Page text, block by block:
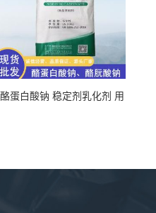
酪蛋白酸钠 稳定剂乳化剂 用